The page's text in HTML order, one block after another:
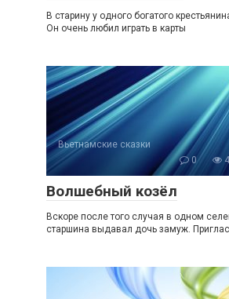
В старину у одного богатого
Он очень любил играть в карты
Вьетнамские сказки
0
Волшебный козёл
Вскоре после того случая в одном
старшина выдавал дочь замуж.